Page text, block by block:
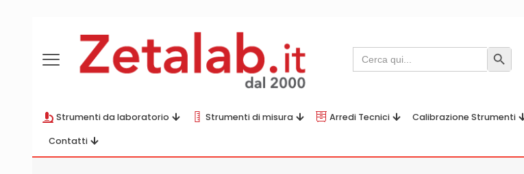
Search
for: Search
Strumenti da laboratorio Strumenti di misura Arredi Tecnici Calibrazione Strumenti
Contatti